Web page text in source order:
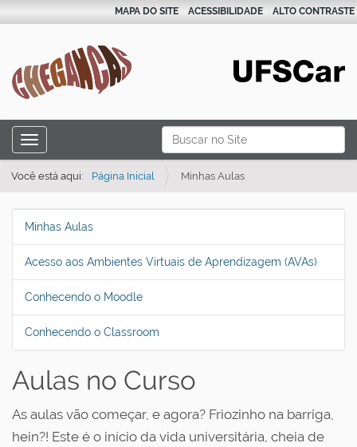
Busca
Busca Avançada…
MAPA DO SITE ACESSIBILIDADE ALTO CONTRASTE
Toggle navigation
Você está aqui: Página Inicial Minhas Aulas
N
a
v
e
g
a
ã
Minhas Aulas
Acesso aos Ambientes Virtuais de Aprendizagem (AVAs)
Conhecendo o Moodle
Conhecendo o Classroom
Aulas no Curso
As aulas vão começar, e agora? Friozinho na barriga,
hein?! Este é o início da vida universitária, cheia de